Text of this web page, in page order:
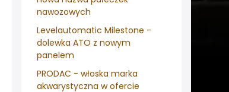
nawozowych
Levelautomatic Milestone -
dolewka ATO z nowym
panelem
PRODAC - włoska marka
akwarystyczna w ofercie